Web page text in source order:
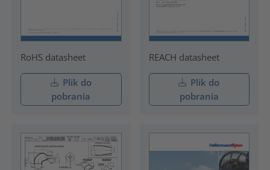
RoHS datasheet
Plik do
pobrania
REACH datasheet
Plik do
pobrania